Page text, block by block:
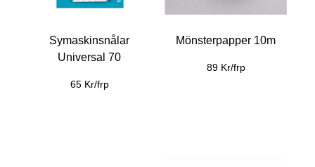
Symaskinsnålar
Universal 70
65 Kr/frp
Mönsterpapper 10m
89 Kr/frp